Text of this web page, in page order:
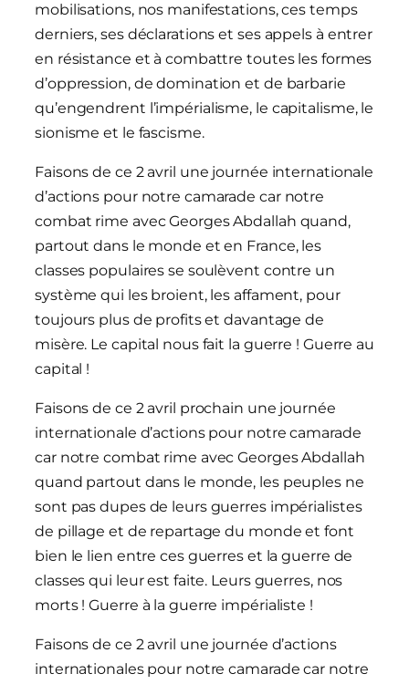
mobilisations, nos manifestations, ces temps
derniers, ses déclarations et ses appels à entrer
en résistance et à combattre toutes les formes
d’oppression, de domination et de barbarie
qu’engendrent l’impérialisme, le capitalisme, le
sionisme et le fascisme.
Faisons de ce 2 avril une journée internationale
d’actions pour notre camarade car notre
combat rime avec Georges Abdallah quand,
partout dans le monde et en France, les
classes populaires se soulèvent contre un
système qui les broient, les affament, pour
toujours plus de profits et davantage de
misère. Le capital nous fait la guerre ! Guerre au
capital !
Faisons de ce 2 avril prochain une journée
internationale d’actions pour notre camarade
car notre combat rime avec Georges Abdallah
quand partout dans le monde, les peuples ne
sont pas dupes de leurs guerres impérialistes
de pillage et de repartage du monde et font
bien le lien entre ces guerres et la guerre de
classes qui leur est faite. Leurs guerres, nos
morts ! Guerre à la guerre impérialiste !
Faisons de ce 2 avril une journée d’actions
internationales pour notre camarade car notre